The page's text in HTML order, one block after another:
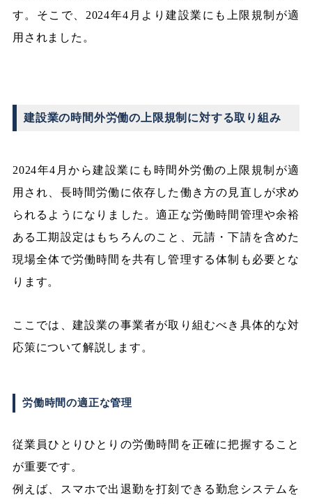
す。そこで、2024年4月より建設業にも上限規制が適
用されました。
建設業の時間外労働の上限規制に対する取り組み
2024年4月から建設業にも時間外労働の上限規制が適
用され、長時間労働に依存した働き方の見直しが求め
られるようになりました。適正な労働時間管理や余裕
ある工期設定はもちろんのこと、元請・下請を含めた
現場全体で労働時間を共有し管理する体制も必要とな
ります。
ここでは、建設業の事業者が取り組むべき具体的な対
応策について解説します。
労働時間の適正な管理
従業員ひとりひとりの労働時間を正確に把握すること
が重要です。
例えば、スマホで出退勤を打刻できる勤怠システムを